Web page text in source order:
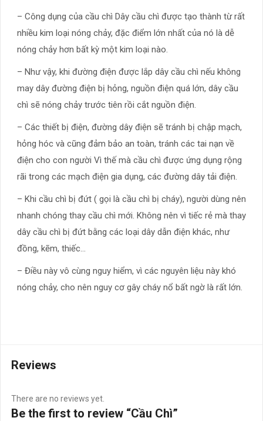
– Công dụng của cầu chì Dây cầu chì được tạo thành từ rất
nhiều kim loại nóng chảy, đặc điểm lớn nhất của nó là dễ
nóng chảy hơn bất kỳ một kim loại nào.
– Như vậy, khi đường điện được lắp dây cầu chì nếu không
may dây đường điện bị hỏng, nguồn điện quá lớn, dây cầu
chì sẽ nóng chảy trước tiên rồi cắt nguồn điện.
– Các thiết bị điện, đường dây điện sẽ tránh bị chập mạch,
hỏng hóc và cũng đảm bảo an toàn, tránh các tai nạn về
điện cho con người Vì thế mà cầu chì được ứng dụng rộng
rãi trong các mạch điện gia dụng, các đường dây tải điện.
– Khi cầu chì bị đứt ( gọi là cầu chì bị cháy), người dùng nên
nhanh chóng thay cầu chì mới. Không nên vì tiếc rẻ mà thay
dây cầu chì bị đứt bằng các loại dây dẫn điện khác, như
đồng, kẽm, thiếc…
– Điều này vô cùng nguy hiểm, vì các nguyên liệu này khó
nóng chảy, cho nên nguy cơ gây cháy nổ bất ngờ là rất lớn.
Reviews
There are no reviews yet.
Be the first to review “Cầu Chì”